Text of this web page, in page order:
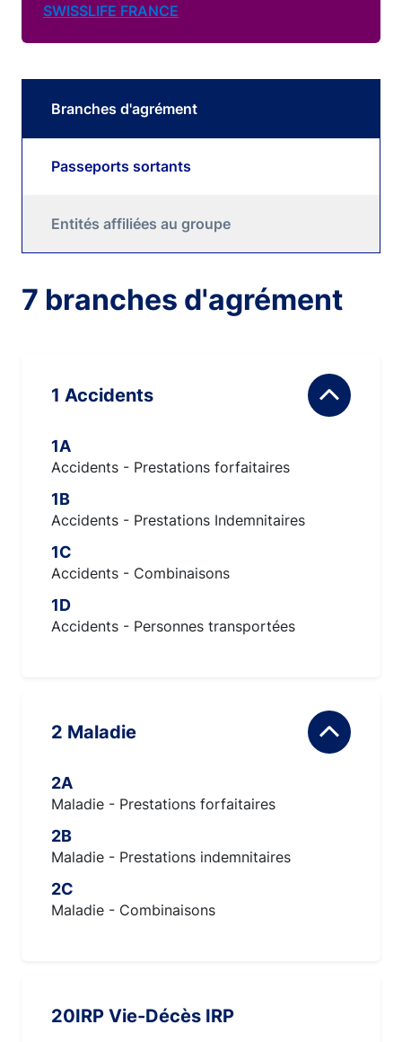
SWISSLIFE FRANCE
Branches d'agrément
Passeports sortants
Entités affiliées au groupe
7 branches d'agrément
1 Accidents
1A
Accidents - Prestations forfaitaires
1B
Accidents - Prestations Indemnitaires
1C
Accidents - Combinaisons
1D
Accidents - Personnes transportées
2 Maladie
2A
Maladie - Prestations forfaitaires
2B
Maladie - Prestations indemnitaires
2C
Maladie - Combinaisons
20IRP Vie-Décès IRP